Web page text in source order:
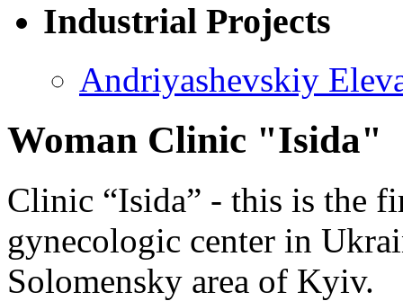
Industrial Projects
Andriyashevskiy
Woman Clinic "Isida"
Clinic “Isida” - this is the
gynecologic center in
Solomensky area of Kyiv.